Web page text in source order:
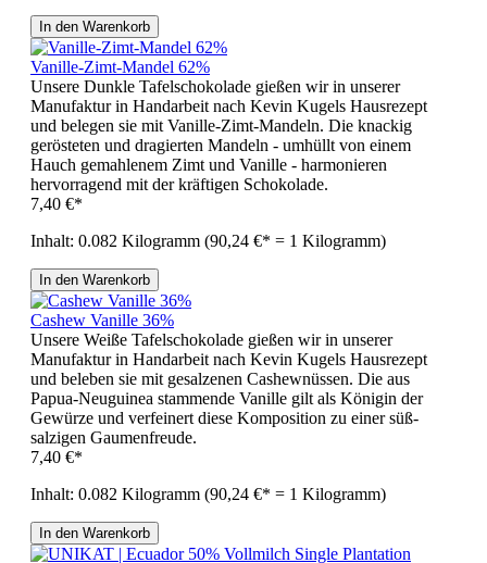
In den Warenkorb
Vanille-Zimt-Mandel 62%
Unsere Dunkle Tafelschokolade gießen wir in unserer
Manufaktur in Handarbeit nach Kevin Kugels Hausrezept
und belegen sie mit Vanille-Zimt-Mandeln. Die knackig
gerösteten und dragierten Mandeln - umhüllt von einem
Hauch gemahlenem Zimt und Vanille - harmonieren
hervorragend mit der kräftigen Schokolade.
7,40 €*
Inhalt: 0.082 Kilogramm (90,24 €* = 1 Kilogramm)
In den Warenkorb
Cashew Vanille 36%
Unsere Weiße Tafelschokolade gießen wir in unserer
Manufaktur in Handarbeit nach Kevin Kugels Hausrezept
und beleben sie mit gesalzenen Cashewnüssen. Die aus
Papua-Neuguinea stammende Vanille gilt als Königin der
Gewürze und verfeinert diese Komposition zu einer süß-
salzigen Gaumenfreude.
7,40 €*
Inhalt: 0.082 Kilogramm (90,24 €* = 1 Kilogramm)
In den Warenkorb